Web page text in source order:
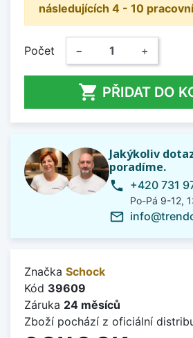
následujících 4 - 10
Počet − +
 PŘIDAT DO
Jakýkoliv
poradíme.
phone +420 731
Po-Pá 9-12,
mail_outline
Značka Schock
Kód 39609
Záruka 24 měsíců
Zboží pochází z oficiální